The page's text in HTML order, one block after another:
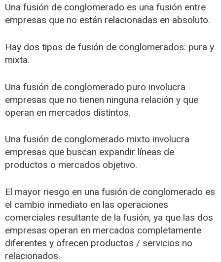
Una fusión de conglomerado es una fusión entre
empresas que no están relacionadas en absoluto.
Hay dos tipos de fusión de conglomerados: pura y
mixta.
Una fusión de conglomerado puro involucra
empresas que no tienen ninguna relación y que
operan en mercados distintos.
Una fusión de conglomerado mixto involucra
empresas que buscan expandir líneas de
productos o mercados objetivo.
El mayor riesgo en una fusión de conglomerado es
el cambio inmediato en las operaciones
comerciales resultante de la fusión, ya que las dos
empresas operan en mercados completamente
diferentes y ofrecen productos / servicios no
relacionados.